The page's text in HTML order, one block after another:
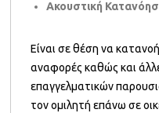
Ακουστική
Είναι σε θέση να
αναφορές καθώς και
επαγγελματικών
τον ομιλητή επάνω σε